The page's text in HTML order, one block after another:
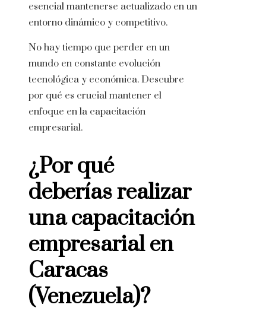
esencial mantenerse actualizado en un
entorno dinámico y competitivo.
No hay tiempo que perder en un
mundo en constante evolución
tecnológica y económica. Descubre
por qué es crucial mantener el
enfoque en la capacitación
empresarial.
¿Por qué
deberías realizar
una capacitación
empresarial en
Caracas
(Venezuela)?